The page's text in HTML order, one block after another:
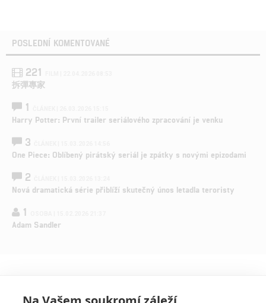
POSLEDNÍ KOMENTOVANÉ
221
拆彈專家
1
Harry Potter: První trailer seriálového zpracování je venku
3
One Piece: Oblíbený pirátský seriál je zpátky s novými epizodami
2
Nová dramatická série přiblíží skutečný únos letadla teroristy
1
Adam Sandler